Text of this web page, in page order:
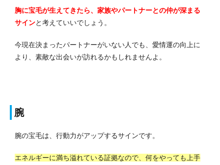
胸に宝毛が生えてきたら、家族やパートナーとの仲が深まる
サインと考えていいでしょう。
今現在決まったパートナーがいない人でも、愛情運の向上に
より、素敵な出会いが訪れるかもしれませんよ。
腕
腕の宝毛は、行動力がアップするサインです。
エネルギーに満ち溢れている証拠なので、何をやっても上手